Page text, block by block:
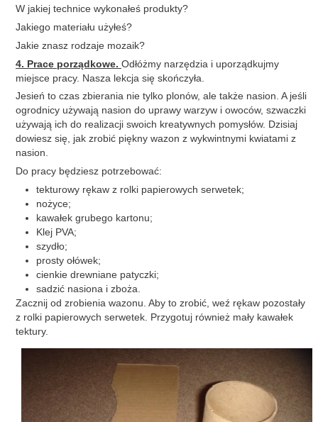
W jakiej technice wykonałeś produkty?
Jakiego materiału użyłeś?
Jakie znasz rodzaje mozaik?
4. Prace porządkowe. Odłóżmy narzędzia i uporządkujmy
miejsce pracy. Nasza lekcja się skończyła.
Jesień to czas zbierania nie tylko plonów, ale także nasion. A jeśli
ogrodnicy używają nasion do uprawy warzyw i owoców, szwaczki
używają ich do realizacji swoich kreatywnych pomysłów. Dzisiaj
dowiesz się, jak zrobić piękny wazon z wykwintnymi kwiatami z
nasion.
Do pracy będziesz potrzebować:
tekturowy rękaw z rolki papierowych serwetek;
nożyce;
kawałek grubego kartonu;
Klej PVA;
szydło;
prosty ołówek;
cienkie drewniane patyczki;
sadzić nasiona i zboża.
Zacznij od zrobienia wazonu. Aby to zrobić, weź rękaw pozostały
z rolki papierowych serwetek. Przygotuj również mały kawałek
tektury.